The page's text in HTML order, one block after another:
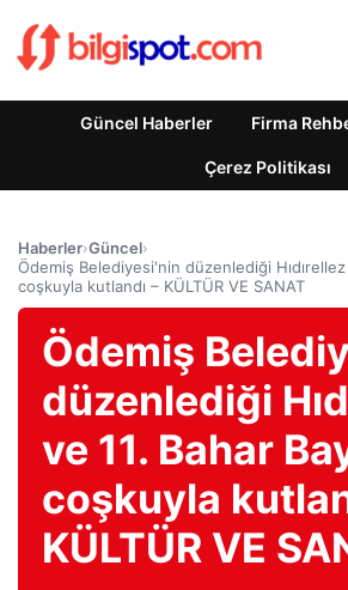
Güncel Haberler Firma
Çerez Politikası
Haberler›Güncel›
Ödemiş Belediyesi'nin düzenlediği Hıdırellez
coşkuyla kutlandı – KÜLTÜR VE SANAT
Ödemiş
düzenlediği
ve 11. Bahar
coşkuyla
KÜLTÜR VE